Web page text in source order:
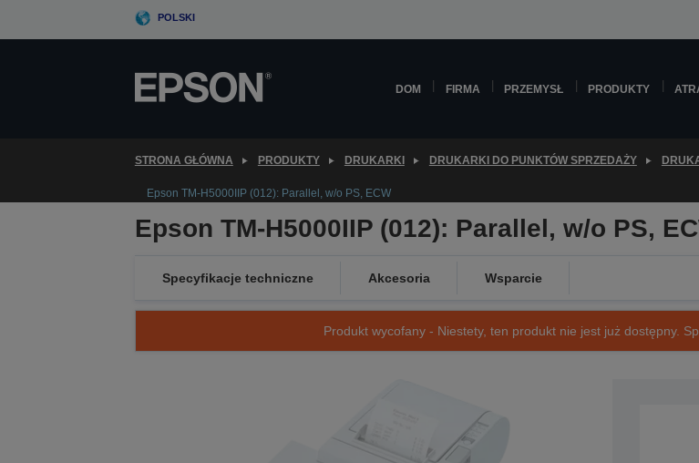
POLSKI
DOM FIRMA PRZEMYSŁ PRODUKTY
STRONA GŁÓWNA PRODUKTY DRUKARKI DRUKARKI DO PUNKTÓW SPRZEDAŻY
Epson TM-H5000IIP (012): Parallel, w/o PS, ECW
Epson TM-H5000IIP (012): Parallel, w/o PS,
Specyfikacje techniczne Akcesoria Wsparcie
Produkt wycofany - Niestety, ten produkt nie jest już dostępny.